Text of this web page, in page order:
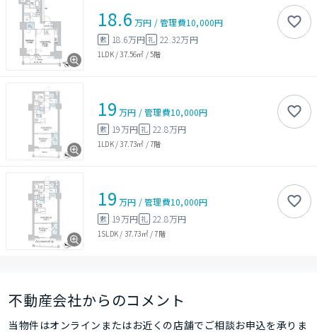
18.6 万円 /管理費10,000円
敷 18.6万円 礼 22.32万円
1LDK/37.56㎡ /5階
19 万円 /管理費10,000円
敷 19万円 礼 22.8万円
1LDK/37.73㎡ /7階
19 万円 /管理費10,000円
敷 19万円 礼 22.8万円
1SLDK / 37.73㎡/7階
不動産会社からのコメント
当物件はオンラインまたはお近くの店舗でご相談お申込を承りま